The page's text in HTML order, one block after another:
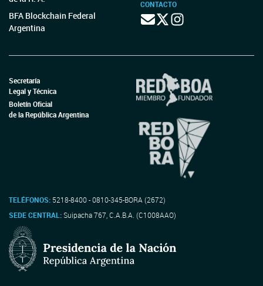
BFA Blockchain Federal
Argentina
CONTACTO
Secretaría
Legal y Técnica
Boletín Oficial
de la República Argentina
TELÉFONOS: 5218-8400 - 0810-345-BORA (2672)
SEDE CENTRAL:Suipacha 767, C.A.B.A. (C1008AAO)